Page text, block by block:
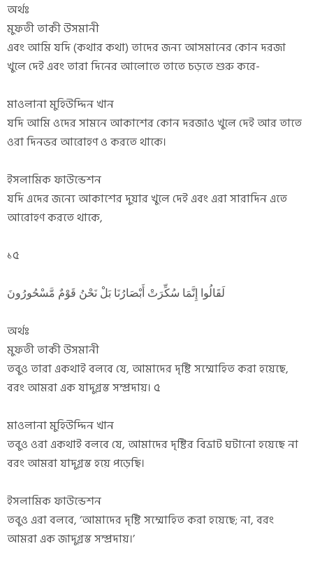
অর্থঃ
মুফতী তাকী উসমানী
এবং আমি যদি (কথার কথা) তাদের জন্য আসমানের কোন দরজা
খুলে দেই এবং তারা দিনের আলোতে তাতে চড়তে শুরু করে-
মাওলানা মুহিউদ্দিন খান
যদি আমি ওদের সামনে আকাশের কোন দরজাও খুলে দেই আর তাতে
ওরা দিনভর আরোহণ ও করতে থাকে।
ইসলামিক ফাউন্ডেশন
যদি এদের জন্যে আকাশের দুয়ার খুলে দেই এবং এরা সারাদিন এতে
আরোহণ করতে থাকে,
১৫
لَقَالُوا إِنَّمَا سُكِّرَتْ أَبْصَارُنَا بَلْ نَحْنُ قَوْمٌ مَّسْحُورُونَ
অর্থঃ
মুফতী তাকী উসমানী
তবুও তারা একথাই বলবে যে, আমাদের দৃষ্টি সম্মোহিত করা হয়েছে,
বরং আমরা এক যাদুগ্রস্ত সম্প্রদায়। ৫
মাওলানা মুহিউদ্দিন খান
তবুও ওরা একথাই বলবে যে, আমাদের দৃষ্টির বিভ্রাট ঘটানো হয়েছে না
বরং আমরা যাদুগ্রস্ত হয়ে পড়েছি।
ইসলামিক ফাউন্ডেশন
তবুও এরা বলবে, ‘আমাদের দৃষ্টি সম্মোহিত করা হয়েছে; না, বরং
আমরা এক জাদুগ্রস্ত সম্প্রদায়।’